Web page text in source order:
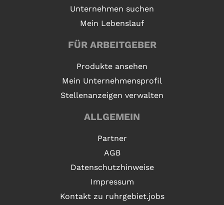
Unternehmen suchen
Mein Lebenslauf
FÜR ARBEITGEBER
Produkte ansehen
Mein Unternehmensprofil
Stellenanzeigen verwalten
ALLGEMEIN
Partner
AGB
Datenschutzhinweise
Impressum
Kontakt zu ruhrgebiet.jobs